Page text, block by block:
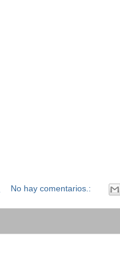
No hay comentarios.: